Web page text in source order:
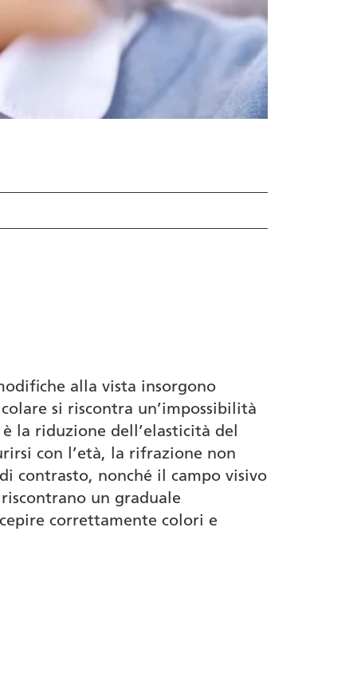
alla vista insorgono
si riscontra un’impossibilità
la riduzione dell’elasticità del
con l’età, la rifrazione non
contrasto, nonché il campo visivo
un graduale
correttamente colori e